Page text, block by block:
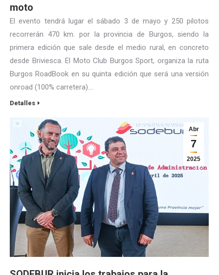
moto
El evento tendrá lugar el sábado 3 de mayo y 250 pilotos
recorrerán 470 km. por la provincia de Burgos, siendo la
primera edición que sale desde el medio rural, en concreto
desde Briviesca. El Moto Club Burgos Sport, organiza la ruta
Burgos RoadBook en su quinta edición que será una versión
onroad (100% carretera).…
Detalles
Abr
7
2025